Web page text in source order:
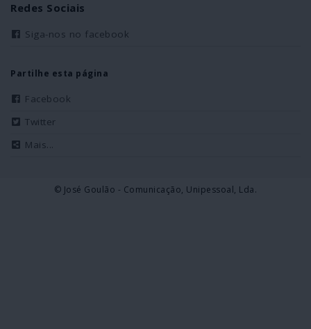
Redes Sociais
Siga-nos no facebook
Partilhe esta página
Facebook
Twitter
Mais...
© José Goulão - Comunicação, Unipessoal, Lda.